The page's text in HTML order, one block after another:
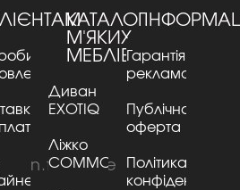
КАТАЛОГ
М'ЯКИХ
МЕБЛІВ
Диван
EXOTIQ
Ліжко
COMMO
Гарантія та
рекламації
Публічна
оферта
Політика